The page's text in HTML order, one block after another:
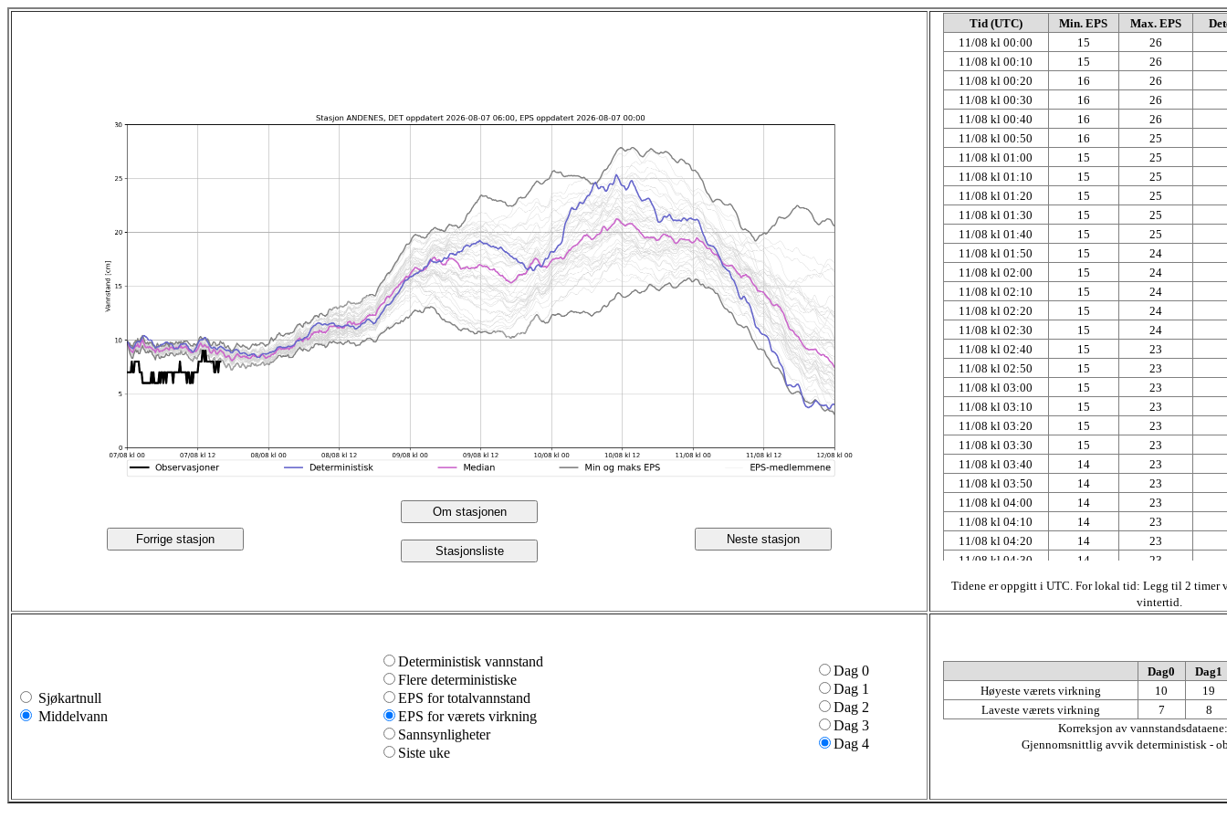
Forrige stasjon
Om stasjonen
Stasjonsliste
Neste stasjon
Tid (UTC) Min. EPS Max. EPS
11/08 kl 00:00
15
26
11/08 kl 00:10
15
26
11/08 kl 00:20
16
26
11/08 kl 00:30
16
26
11/08 kl 00:40
16
26
11/08 kl 00:50
16
25
11/08 kl 01:00
15
25
11/08 kl 01:10
15
25
11/08 kl 01:20
15
25
11/08 kl 01:30
15
25
11/08 kl 01:40
15
25
11/08 kl 01:50
15
24
11/08 kl 02:00
15
24
11/08 kl 02:10
15
24
11/08 kl 02:20
15
24
11/08 kl 02:30
15
24
11/08 kl 02:40
15
23
11/08 kl 02:50
15
23
11/08 kl 03:00
15
23
11/08 kl 03:10
15
23
11/08 kl 03:20
15
23
11/08 kl 03:30
15
23
11/08 kl 03:40
14
23
11/08 kl 03:50
14
23
11/08 kl 04:00
14
23
11/08 kl 04:10
14
23
11/08 kl 04:20
14
23
11/08 kl 04:30
14
23
11/08 kl 04:40
14
23
11/08 kl 05:00
13
23
23
11/08 kl 05:40
13
23
11/08 kl 05:50
13
23
13
23
11/08 kl 06:10
13
23
Tidene er oppgitt i UTC. For lokal tid: Legg til 2 timer
vintertid.
Sjøkartnull
Middelvann
Deterministisk vannstand
Flere deterministiske
EPS for totalvannstand
EPS for værets virkning
Sannsynligheter
Siste uke
Dag 0
Dag 1
Dag 2
Dag 3
Dag 4
Dag0
Dag1
Høyeste værets virkning
10
19
Laveste værets virkning
7
8
Korreksjon av
Gjennomsnittlig avvik deterministisk -